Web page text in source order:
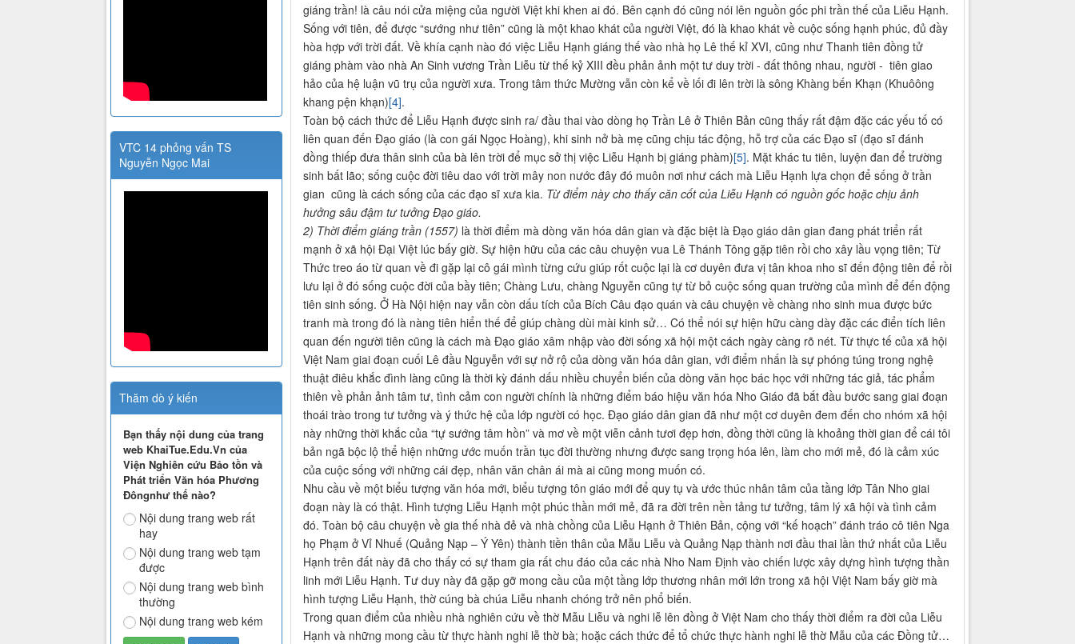
giáng trần! là câu nói cửa miệng của người Việt khi khen ai đó. Bên cạnh đó cũng nói lên nguồn gốc phi trần thế của Liễu Hạnh.
Sống với tiên, để được “sướng như tiên” cũng là một khao khát của người Việt, đó là khao khát về cuộc sống hạnh phúc, đủ đầy
hòa hợp với trời đất. Về khía cạnh nào đó việc Liễu Hạnh giáng thế vào nhà họ Lê thế kỉ XVI, cũng như Thanh tiên đồng tử
giáng phàm vào nhà An Sinh vương Trần Liễu từ thế kỷ XIII đều phản ảnh một tư duy trời - đất thông nhau, người - tiên giao
hảo của hệ luận vũ trụ của người xưa. Trong tâm thức Mường vẫn còn kể về lối đi lên trời là sông Khàng bến Khạn (Khuôông
khang pện khạn)[4].
Toàn bộ cách thức để Liễu Hạnh được sinh ra/ đầu thai vào dòng họ Trần Lê ở Thiên Bản cũng thấy rất đậm đặc các yếu tố có
liên quan đến Đạo giáo (là con gái Ngọc Hoàng), khi sinh nở bà mẹ cũng chịu tác động, hỗ trợ của các Đạo sĩ (đạo sĩ đánh
đồng thiếp đưa thân sinh của bà lên trời để mục sở thị việc Liễu Hạnh bị giáng phàm)[5]. Mặt khác tu tiên, luyện đan để trường
sinh bất lão; sống cuộc đời tiêu dao với trời mây non nước đây đó muôn nơi như cách mà Liễu Hạnh lựa chọn để sống ở trần
gian cũng là cách sống của các đạo sĩ xưa kia. Từ điểm này cho thấy căn cốt của Liễu Hạnh có nguồn gốc hoặc chịu ảnh
hưởng sâu đậm tư tưởng Đạo giáo.
2) Thời điểm giáng trần (1557) là thời điểm mà dòng văn hóa dân gian và đặc biệt là Đạo giáo dân gian đang phát triển rất
mạnh ở xã hội Đại Việt lúc bấy giờ. Sự hiện hữu của các câu chuyện vua Lê Thánh Tông gặp tiên rồi cho xây lầu vọng tiên; Từ
Thức treo áo từ quan về đi gặp lại cô gái mình từng cứu giúp rốt cuộc lại là cơ duyên đưa vị tân khoa nho sĩ đến động tiên để rồi
lưu lại ở đó sống cuộc đời của bầy tiên; Chàng Lưu, chàng Nguyễn cũng tự từ bỏ cuộc sống quan trường của mình để đến động
tiên sinh sống. Ở Hà Nội hiện nay vẫn còn dấu tích của Bích Câu đạo quán và câu chuyện về chàng nho sinh mua được bức
tranh mà trong đó là nàng tiên hiển thế để giúp chàng dùi mài kinh sử… Có thể nói sự hiện hữu càng dày đặc các điển tích liên
quan đến người tiên cũng là cách mà Đạo giáo xâm nhập vào đời sống xã hội một cách ngày càng rõ nét. Từ thực tế của xã hội
Việt Nam giai đoạn cuối Lê đầu Nguyễn với sự nở rộ của dòng văn hóa dân gian, với điểm nhấn là sự phóng túng trong nghệ
thuật điêu khắc đình làng cũng là thời kỳ đánh dấu nhiều chuyển biến của dòng văn học bác học với những tác giả, tác phẩm
thiên về phản ảnh tâm tư, tình cảm con người chính là những điểm báo hiệu văn hóa Nho Giáo đã bắt đầu bước sang giai đoạn
thoái trào trong tư tưởng và ý thức hệ của lớp người có học. Đạo giáo dân gian đã như một cơ duyên đem đến cho nhóm xã hội
này những thời khắc của “tự sướng tâm hồn” và mơ về một viễn cảnh tươi đẹp hơn, đồng thời cũng là khoảng thời gian để cái tôi
bản ngã bộc lộ thể hiện những ước muốn trần tục đời thường nhưng được sang trọng hóa lên, làm cho mới mẻ, đó là cảm xúc
của cuộc sống với những cái đẹp, nhân văn chân ái mà ai cũng mong muốn có.
Nhu cầu về một biểu tượng văn hóa mới, biểu tượng tôn giáo mới để quy tụ và ước thúc nhân tâm của tầng lớp Tân Nho giai
đoạn này là có thật. Hình tượng Liễu Hạnh một phúc thần mới mẻ, đã ra đời trên nền tảng tư tưởng, tâm lý xã hội và tình cảm
đó. Toàn bộ câu chuyện về gia thế nhà đẻ và nhà chồng của Liễu Hạnh ở Thiên Bản, cộng với “kế hoạch” đánh tráo cô tiên Nga
họ Phạm ở Vỉ Nhuế (Quảng Nạp – Ý Yên) thành tiền thân của Mẫu Liễu và Quảng Nạp thành nơi đầu thai lần thứ nhất của Liễu
Hạnh trên đất này đã cho thấy có sự tham gia rất chu đáo của các nhà Nho Nam Định vào chiến lược xây dựng hình tượng thần
linh mới Liễu Hạnh. Tư duy này đã gặp gỡ mong cầu của một tầng lớp thương nhân mới lớn trong xã hội Việt Nam bấy giờ mà
hình tượng Liễu Hạnh, thờ cúng bà chúa Liễu nhanh chóng trở nên phổ biến.
Trong quan điểm của nhiều nhà nghiên cứu về thờ Mẫu Liễu và nghi lễ lên đồng ở Việt Nam cho thấy thời điểm ra đời của Liễu
Hạnh và những mong cầu từ thực hành nghi lễ thờ bà; hoặc cách thức để tổ chức thực hành nghi lễ thờ Mẫu của các Đồng tử…
VTC 14 phỏng vấn TS
Nguyễn Ngọc Mai
Thăm dò ý kiến
Bạn thấy nội dung của trang
web KhaiTue.Edu.Vn của
Viện Nghiên cứu Bảo tồn và
Phát triển Văn hóa Phương
Đôngnhư thế nào?
Nội dung trang web rất
hay
Nội dung trang web tạm
được
Nội dung trang web bình
thường
Nội dung trang web kém